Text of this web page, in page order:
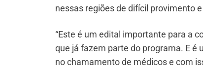
nessas regiões de difícil provimento
“Este é um edital importante para a
que já fazem parte do programa. E é
no chamamento de médicos e com